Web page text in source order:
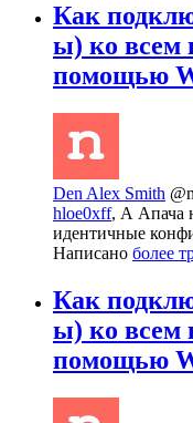
Как
ы) ко всем
помощью
Den Alex Smith
hloe0xff, А Апача
идентичные
Написано более
Как
ы) ко всем
помощью